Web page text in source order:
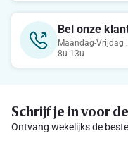
Bel onze
Maandag-Vrijdag
8u-13u
Schrijf je in voor
Ontvang wekelijks de